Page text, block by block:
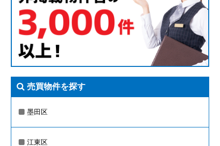
売買物件を探す
墨田区
江東区